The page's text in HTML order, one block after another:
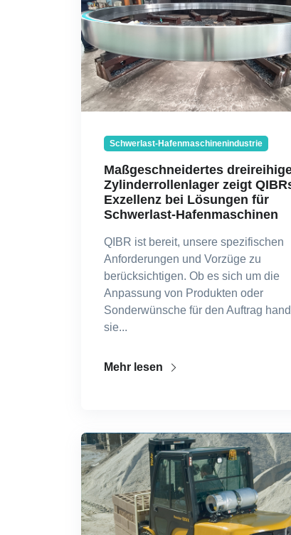
Schwerlast-Hafenmaschinenindustrie
Maßgeschneidertes
Zylinderrollenlager zeigt
Exzellenz bei Lösungen für
Schwerlast-Hafenmaschinen
QIBR ist bereit, unsere spezifischen
Anforderungen und Vorzüge zu
berücksichtigen. Ob es sich um die
Anpassung von Produkten oder
Sonderwünsche für den Auftrag
sie...
Mehr lesen